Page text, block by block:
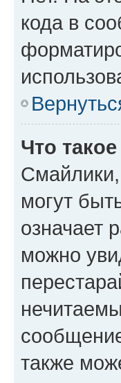
кода в
Что
могут
означает
можно
также